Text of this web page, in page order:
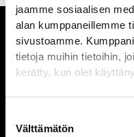
jaamme sosiaalisen
alan kumppaneillemme
sivustoamme.
tietoja muihin tietoihin,
kerätty, kun olet
valinta
Välttämätön